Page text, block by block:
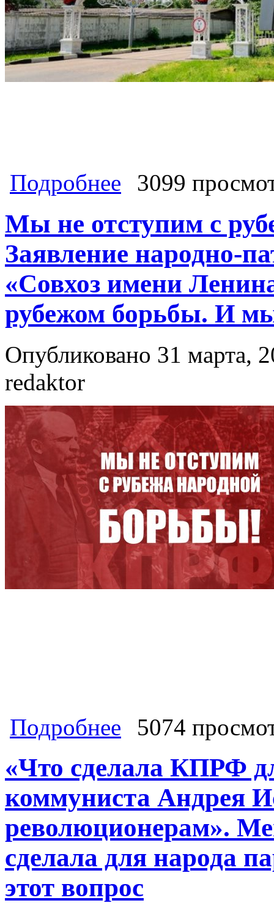
Подробнее о Геннадий Зюганов и Павел
3099
Мы не отступим с
Заявление народно-
«Совхоз имени
рубежом борьбы. И
Опубликовано 31 марта,
redaktor
Подробнее о Мы не отступим с рубежа
Ленина» стал для всех
5074
«Что сделала КПРФ
коммуниста Андрея
революционерам».
сделала для народа
этот вопрос